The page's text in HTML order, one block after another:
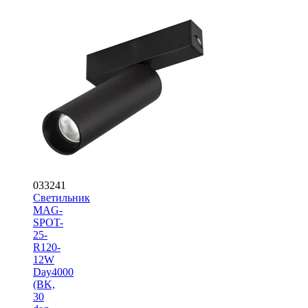
033241
Светильник
MAG-
SPOT-
25-
R120-
12W
Day4000
(BK,
30